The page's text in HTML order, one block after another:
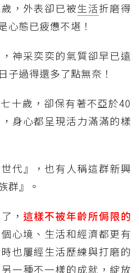
，外表卻已被生活折磨得
心態已疲憊不堪！
神采奕奕的氣質卻早已遠
子過得還多了點無奈！
十歲，卻保有著不亞於40
身心都呈現活力滿滿的樣
代』，也有人稱這群新興
群』。
， 這樣不被年齡所侷限的
個心境、生活和經濟都更有
也屢經生活歷練與打磨的
一種不一樣的成就，綻放